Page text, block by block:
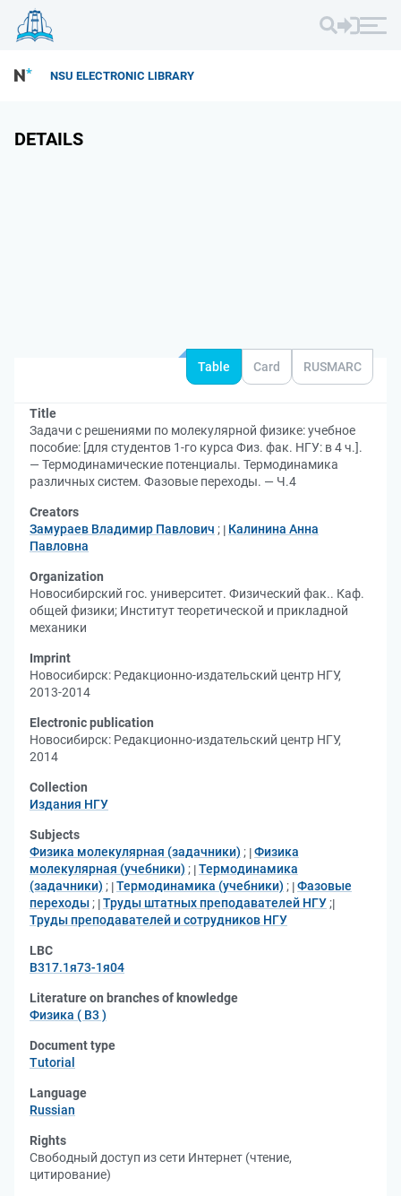
NSU ELECTRONIC LIBRARY
DETAILS
Table Card RUSMARC
Title
Задачи с решениями по молекулярной физике: учебное
пособие: [для студентов 1-го курса Физ. фак. НГУ: в 4 ч.].
— Термодинамические потенциалы. Термодинамика
различных систем. Фазовые переходы. — Ч.4
Creators
Замураев Владимир Павлович ;
Калинина Анна
Павловна
Organization
Новосибирский гос. университет. Физический фак.. Каф.
общей физики; Институт теоретической и прикладной
механики
Imprint
Новосибирск: Редакционно-издательский центр НГУ,
2013-2014
Electronic publication
Новосибирск: Редакционно-издательский центр НГУ,
2014
Collection
Издания НГУ
Subjects
Физика молекулярная (задачники) ; Физика
молекулярная (учебники) ; Термодинамика
(задачники) ; Термодинамика (учебники) ; Фазовые
переходы ; Труды штатных преподавателей НГУ ;
Труды преподавателей и сотрудников НГУ
LBC
В317.1я73-1я04
Literature on branches of knowledge
Физика ( В3 )
Document type
Tutorial
Language
Russian
Rights
Свободный доступ из сети Интернет (чтение,
цитирование)